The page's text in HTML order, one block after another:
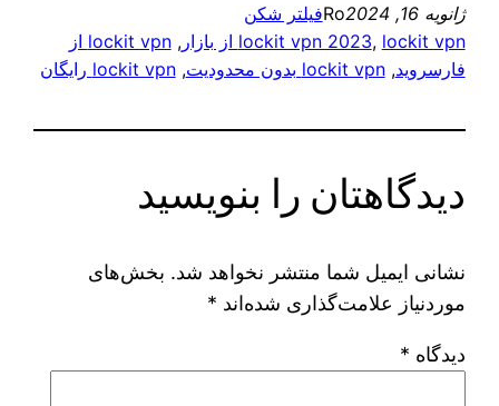
ژانویه 16, 2024 Roفیلتر شکن
lockit vpn 2023, lockit vpn از بازار ,
lockit vpn از
فارسروید, lockit vpn بدون محدودیت , lockit vpn رایگان
دیدگاهتان را بنویسید
نشانی ایمیل شما منتشر نخواهد شد. بخش‌های
موردنیاز علامت‌گذاری شده‌اند *
دیدگاه *